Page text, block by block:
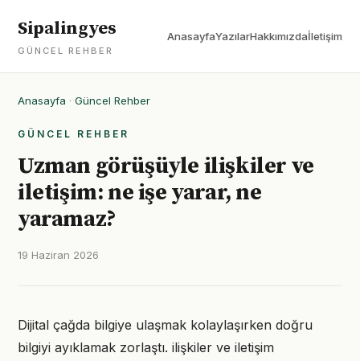
Sipalingyes
GÜNCEL REHBER
AnasayfaYazılarHakkımızdaİletişim
Anasayfa · Güncel Rehber
GÜNCEL REHBER
Uzman görüşüyle ilişkiler ve
iletişim: ne işe yarar, ne
yaramaz?
19 Haziran 2026
Dijital çağda bilgiye ulaşmak kolaylaşırken doğru
bilgiyi ayıklamak zorlaştı. ilişkiler ve iletişim